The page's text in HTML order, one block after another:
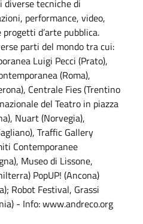
diverse tecniche di
performance, video,
d’arte pubblica.
parti del mondo tra cui:
Luigi Pecci (Prato),
(Roma),
Centrale Fies (Trentino
del Teatro in piazza
Nuart (Norvegia),
Traffic Gallery
Contemporanee
Museo di Lissone,
PopUP! (Ancona)
Robot Festival, Grassi
- Info: www.andreco.org